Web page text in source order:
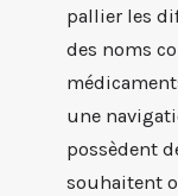
pallier les
des noms
une
possèdent
souhaitent